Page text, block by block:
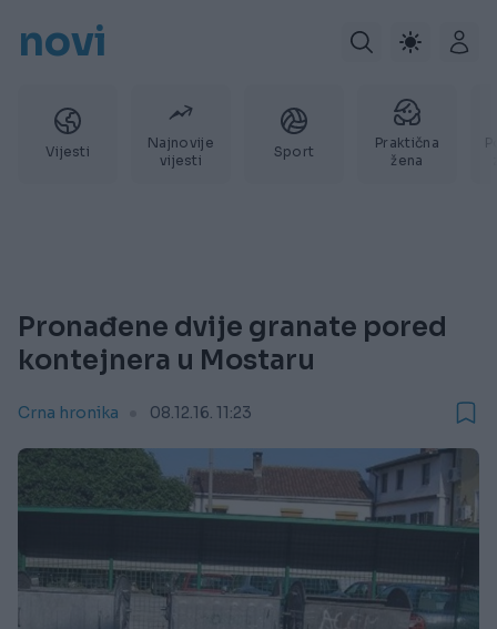
novi
Vijesti
Najnovije
vijesti
Sport
Praktična
žena
Pronađene dvije granate pored
kontejnera u Mostaru
Crna hronika 08.12.16. 11:23